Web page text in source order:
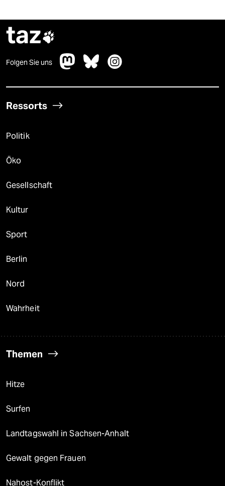
taz
Folgen Sie uns
Ressorts
Politik
Öko
Gesellschaft
Kultur
Sport
Berlin
Nord
Wahrheit
Themen
Hitze
Surfen
Landtagswahl in Sachsen-Anhalt
Gewalt gegen Frauen
Nahost-Konflikt